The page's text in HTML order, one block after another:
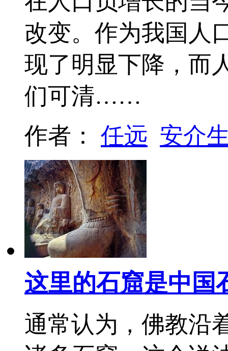
改变。作为我国人
现了明显下降，而
们可清……
作者： 任远 安介
这里的石窟是中国
通常认为，佛教沿